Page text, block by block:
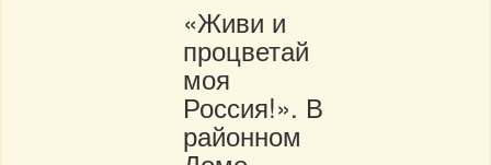
«Живи и
процветай
моя
Россия!». В
районном